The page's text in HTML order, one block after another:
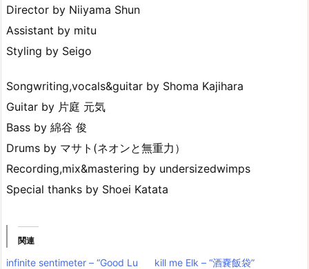
Director by Niiyama Shun
Assistant by mitu
Styling by Seigo
Songwriting,vocals&guitar by Shoma Kajihara
Guitar by 片庭 元気
Bass by 綿谷 俊
Drums by マサト(ネオンと無重力）
Recording,mix&mastering by undersizedwimps
Special thanks by Shoei Katata
関連
infinite sentimeter – “Good Lu
kill me Elk – “酒嚢飯袋”